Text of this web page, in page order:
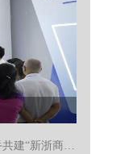
中新社浙江分社与浙江工商大学将携手共建“新浙商智库”